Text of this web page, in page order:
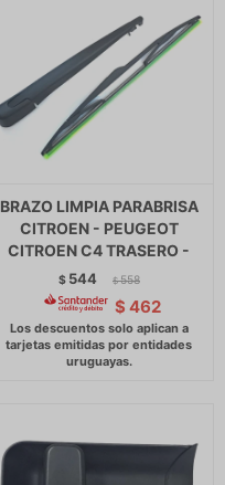
BRAZO LIMPIA PARABRISA
CITROEN - PEUGEOT
CITROEN C4 TRASERO -
$ 544 $ 558
$ 462